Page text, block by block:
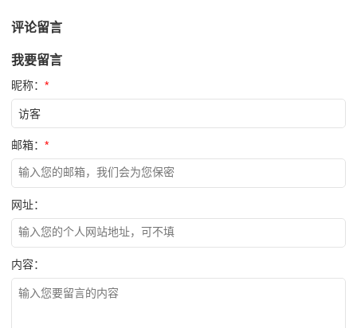
评论留言
我要留言
昵称： *
邮箱： *
网址：
内容：